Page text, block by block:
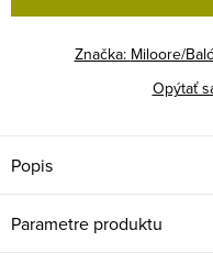
Značka: Miloore/
Opýtať
Popis
Parametre produktu